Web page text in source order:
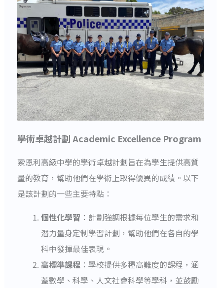
學術卓越計劃 Academic Excellence Program
索恩利高級中學的學術卓越計劃旨在為學生提供高質
量的教育，幫助他們在學術上取得優異的成績。以下
是該計劃的一些主要特點：
個性化學習 ：計劃強調根據每位學生的需求和
潛力量身定制學習計劃，幫助他們在各自的學
科中發揮最佳表現。
高標準課程 ：學校提供多種高難度的課程，涵
蓋數學、科學、人文社會科學等學科，並鼓勵